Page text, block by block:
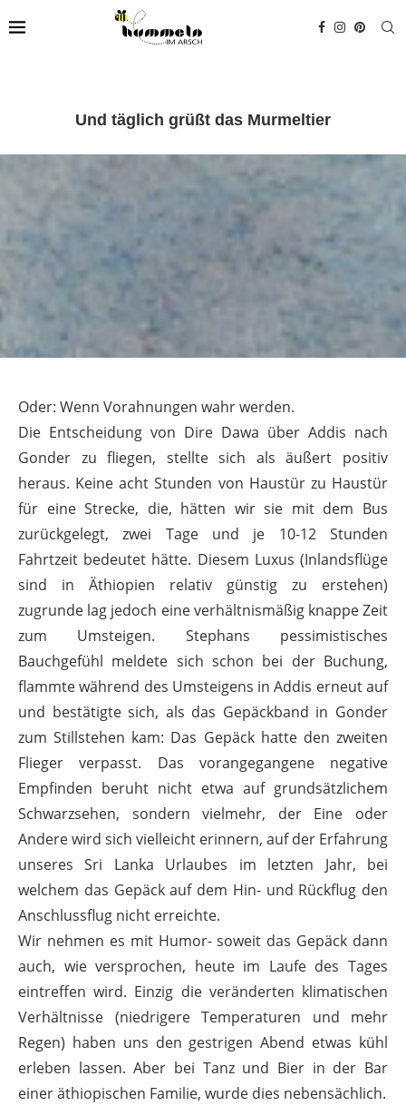
Und täglich grüßt das Murmeltier
Oder: Wenn Vorahnungen wahr werden.
Die Entscheidung von Dire Dawa über Addis nach
Gonder zu ﬂiegen, stellte sich als äußert positiv
heraus. Keine acht Stunden von Haustür zu Haustür
für eine Strecke, die, hätten wir sie mit dem Bus
zurückgelegt, zwei Tage und je 10-12 Stunden
Fahrtzeit bedeutet hätte. Diesem Luxus (Inlandsﬂüge
sind in Äthiopien relativ günstig zu erstehen)
zugrunde lag jedoch eine verhältnismäßig knappe Zeit
zum Umsteigen. Stephans pessimistisches
Bauchgefühl meldete sich schon bei der Buchung,
ﬂammte während des Umsteigens in Addis erneut auf
und bestätigte sich, als das Gepäckband in Gonder
zum Stillstehen kam: Das Gepäck hatte den zweiten
Flieger verpasst. Das vorangegangene negative
Empﬁnden beruht nicht etwa auf grundsätzlichem
Schwarzsehen, sondern vielmehr, der Eine oder
Andere wird sich vielleicht erinnern, auf der Erfahrung
unseres Sri Lanka Urlaubes im letzten Jahr, bei
welchem das Gepäck auf dem Hin- und Rückﬂug den
Anschlussﬂug nicht erreichte.
Wir nehmen es mit Humor- soweit das Gepäck dann
auch, wie versprochen, heute im Laufe des Tages
eintreffen wird. Einzig die veränderten klimatischen
Verhältnisse (niedrigere Temperaturen und mehr
Regen) haben uns den gestrigen Abend etwas kühl
erleben lassen. Aber bei Tanz und Bier in der Bar
einer äthiopischen Familie, wurde dies nebensächlich.